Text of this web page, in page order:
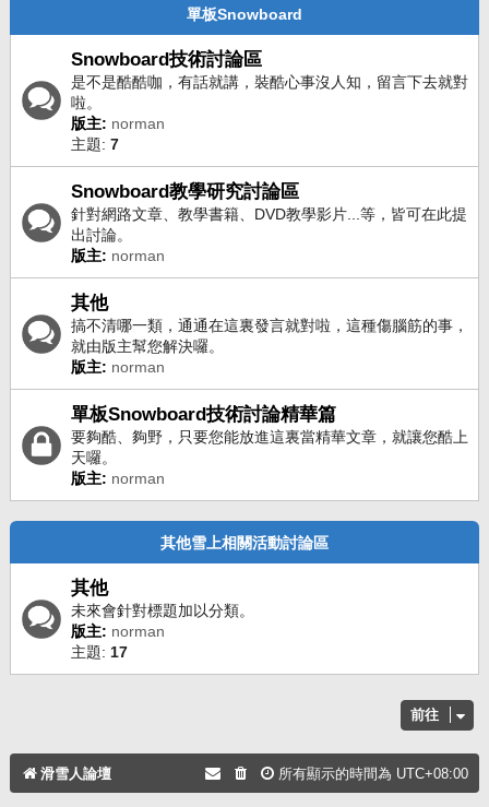
單板Snowboard
Snowboard技術討論區
是不是酷酷咖，有話就講，裝酷心事沒人知，留言下去就對
啦。
版主: norman
主題: 7
Snowboard教學研究討論區
針對網路文章、教學書籍、DVD教學影片...等，皆可在此提
出討論。
版主: norman
其他
搞不清哪一類，通通在這裏發言就對啦，這種傷腦筋的事，
就由版主幫您解決囉。
版主: norman
單板Snowboard技術討論精華篇
要夠酷、夠野，只要您能放進這裏當精華文章，就讓您酷上
天囉。
版主: norman
其他雪上相關活動討論區
其他
未來會針對標題加以分類。
版主: norman
主題: 17
前往
滑雪人論壇 所有顯示的時間為 UTC+08:00